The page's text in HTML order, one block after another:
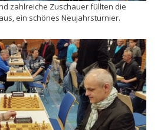
zahlreiche Zuschauer füllten die
ein schönes Neujahrsturnier.